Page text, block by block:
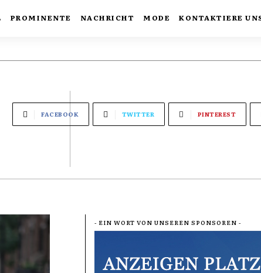
PROMINENTE NACHRICHT MODE KONTAKTIERE
FACEBOOK TWITTER PINTEREST
- EIN WORT VON UNSEREN SPONSOREN -